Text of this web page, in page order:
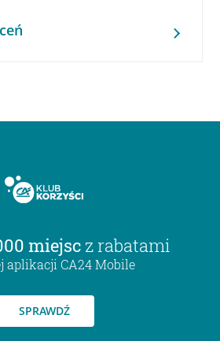
miejsc z rabatami
aplikacji CA24 Mobile
SPRAWDŹ